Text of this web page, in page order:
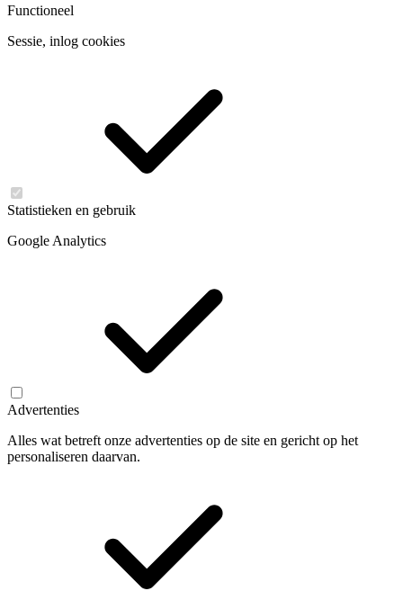
Functioneel
Sessie, inlog cookies
Statistieken en gebruik
Google Analytics
Advertenties
Alles wat betreft onze advertenties op de site en gericht op het
personaliseren daarvan.